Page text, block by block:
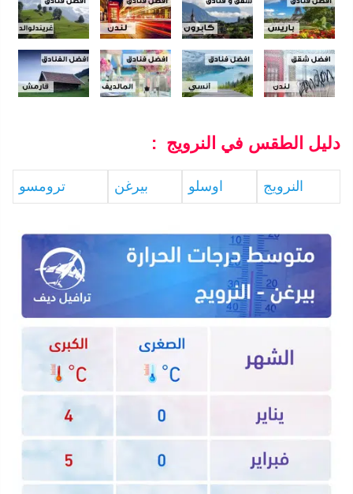
دليل الطقس في النرويج :
النرويج اوسلو بيرغن ترومسو